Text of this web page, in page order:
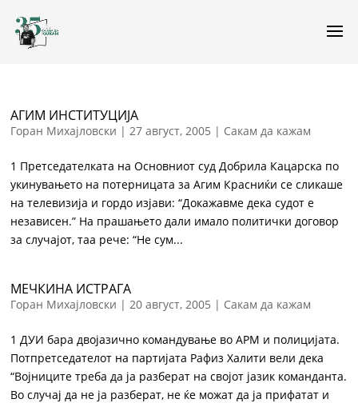
АГИМ ИНСТИТУЦИЈА
Горан Михајловски |27 август, 2005 | Сакам да кажам
1 Претседателката на Основниот суд Добрила Кацарска по
укинувањето на потерницата за Агим Красниќи се сликаше
на телевизија и гордо изјави: “Докажавме дека судот е
независен.” На прашањето дали имало политички договор
за случајот, таа рече: “Не сум...
МЕЧКИНА ИСТРАГА
Горан Михајловски |20 август, 2005 | Сакам да кажам
1 ДУИ бара двојазично командување во АРМ и полицијата.
Потпретседателот на партијата Рафиз Халити вели дека
“Вој­ни­ци­те тре­ба да ја раз­бе­рат на сво­јот ја­зик команданта.
Во слу­чај да не ја раз­бе­рат, не ќе мо­жат да ја при­фа­тат и